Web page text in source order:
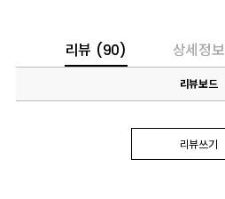
리뷰 (90) 상세정보
리뷰보드
리뷰쓰기